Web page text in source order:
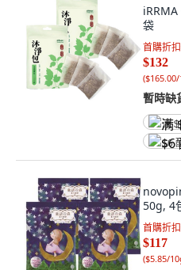
袋
首購折
$132
(
暫時缺
满
$6
50g, 4
首購折
$117
($5.85/